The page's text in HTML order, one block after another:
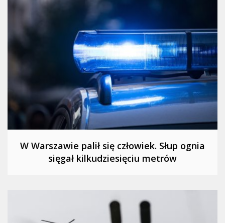
W Warszawie palił się człowiek. Słup ognia
sięgał kilkudziesięciu metrów